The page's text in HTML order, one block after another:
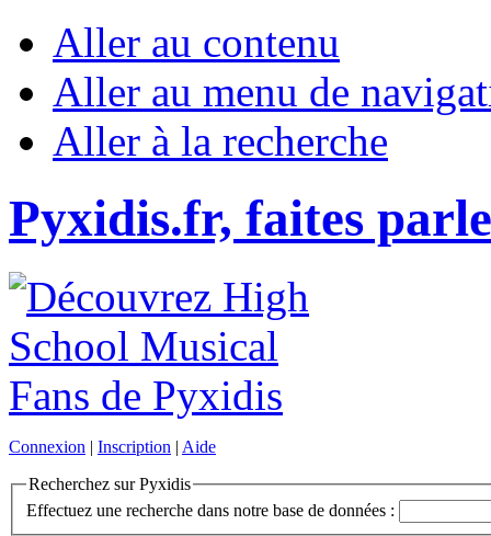
Aller au contenu
Aller au menu de
Aller à la recherche
Pyxidis.fr, faites
Connexion | Inscription | Aide
Recherchez sur Pyxidis
Effectuez une recherche dans notre base de données :